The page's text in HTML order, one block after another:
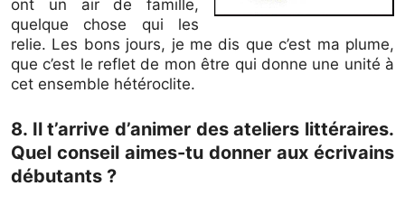
ont un air de famille,
quelque chose qui les
relie. Les bons jours, je me dis que c’est ma plume,
que c’est le reflet de mon être qui donne une unité à
cet ensemble hétéroclite.
8. Il t’arrive d’animer des ateliers littéraires.
Quel conseil aimes-tu donner aux écrivains
débutants ?